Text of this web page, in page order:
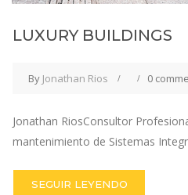
LUXURY BUILDINGS
By Jonathan Rios 0
Jonathan RiosConsultor
mantenimiento de Sistemas
SEGUIR LEYENDO